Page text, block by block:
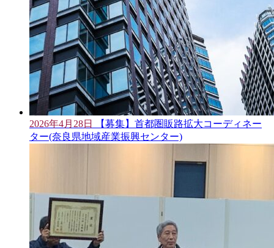
2026年4月28日
【募集】首都圏販路拡大コーディネー
ター(奈良県地域産業振興センター)